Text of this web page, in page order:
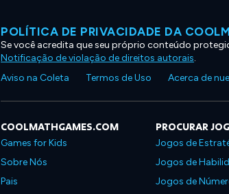
POLÍTICA DE PRIVACIDADE DA
Se você acredita que seu próprio conteúdo
Notificação de violação de direitos autorais.
Aviso na Coleta
Termos de Uso Acerca de
COOLMATHGAMES.COM
Games for Kids
Sobre Nós
Pais
PROCURAR
Jogos de
Jogos de
Jogos de